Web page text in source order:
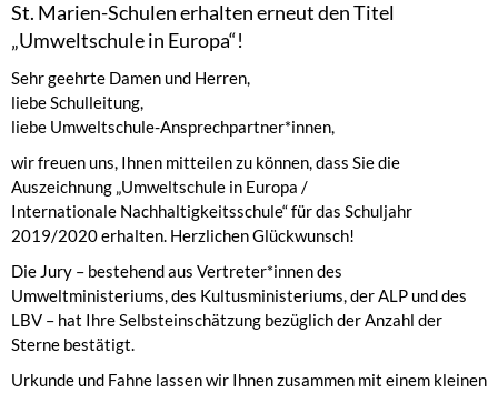
St. Marien-Schulen erhalten erneut den Titel
„Umweltschule in Europa“!
Sehr geehrte Damen und Herren,
liebe Schulleitung,
liebe Umweltschule-Ansprechpartner*innen,
wir freuen uns, Ihnen mitteilen zu können, dass Sie die
Auszeichnung „Umweltschule in Europa /
Internationale Nachhaltigkeitsschule“ für das Schuljahr
2019/2020 erhalten. Herzlichen Glückwunsch!
Die Jury – bestehend aus Vertreter*innen des
Umweltministeriums, des Kultusministeriums, der ALP und des
LBV – hat Ihre Selbsteinschätzung bezüglich der Anzahl der
Sterne bestätigt.
Urkunde und Fahne lassen wir Ihnen zusammen mit einem kleinen